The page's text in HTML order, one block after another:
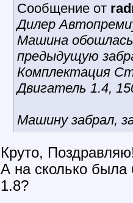
Сообщение от
Дилер
Машина
предыдущую
Комплектация
Двигатель 1.4,
Машину забрал,
Круто,
А на сколько была
1.8?